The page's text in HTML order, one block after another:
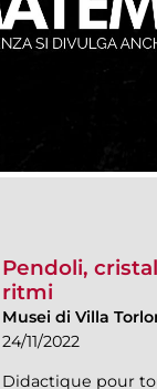
Pendoli,
ritmi
Musei di Villa
24/11/2022
Didactique pour